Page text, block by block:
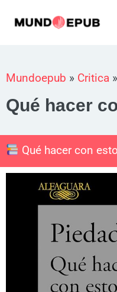
Mundoepub » Critica »
Qué hacer
Qué hacer con